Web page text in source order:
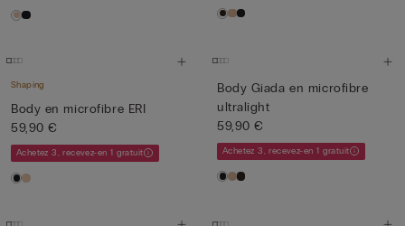
Shaping
Body en microfibre ERI
59,90 €
Achetez 3, recevez-en 1 gratuit
Body Giada en microfibre
ultralight
59,90 €
Achetez 3, recevez-en 1 gratuit